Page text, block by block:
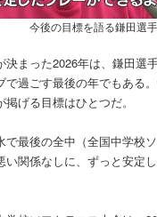
今後の目標を語る鎌田選手
決まった2026年は、鎌田選
で過ごす最後の年でもある
げる目標はひとつだ。
で最後の全中（全国中学校
い関係なしに、ずっと安定